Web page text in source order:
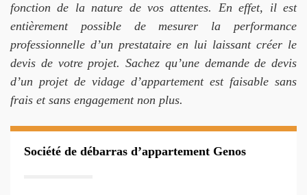
fonction de la nature de vos attentes. En effet, il est
entièrement possible de mesurer la performance
professionnelle d’un prestataire en lui laissant créer le
devis de votre projet. Sachez qu’une demande de devis
d’un projet de vidage d’appartement est faisable sans
frais et sans engagement non plus.
Société de débarras d’appartement Genos